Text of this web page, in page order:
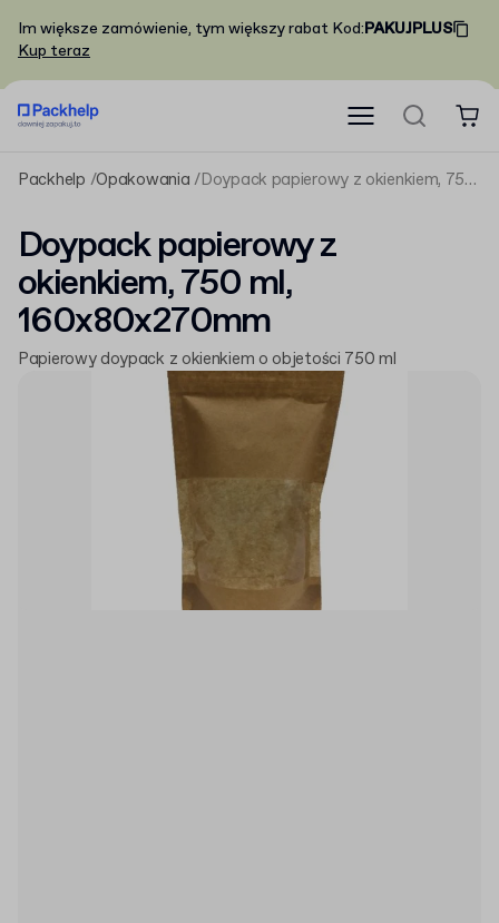
Im większe zamówienie, tym większy rabat Kod:PAKUJPLUS
Kup teraz
Packhelp Opakowania Doypack papierowy z okienkiem, 750 ml, 160x80x270mm
Doypack papierowy z
okienkiem, 750 ml,
160x80x270mm
Papierowy doypack z okienkiem o objetości 750 ml